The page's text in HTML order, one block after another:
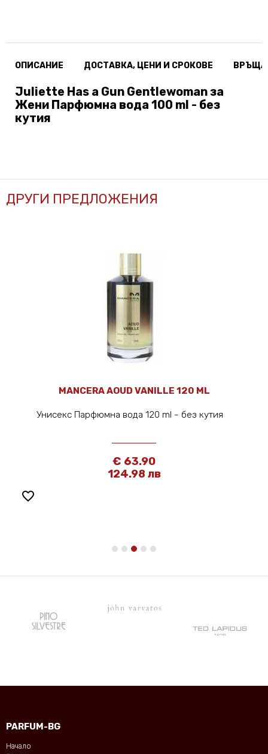
ОПИСАНИЕ ДОСТАВКА, ЦЕНИ И СРОКОВЕ
Juliette Has a Gun Gentlewoman за
Жени Парфюмна вода 100 ml - без
кутия
ДРУГИ ПРЕДЛОЖЕНИЯ
favorite_border
MANCERA AOUD VANILLE 120 ML
Унисекс Парфюмна вода 120 ml - без кутия
€ 63.90
124.98 лв
PARFUM-BG
Начало